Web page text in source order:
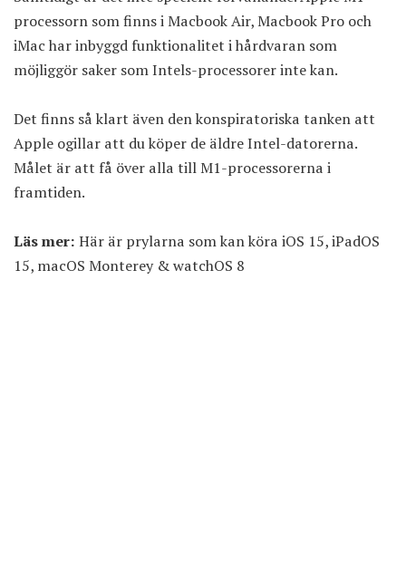
processorn som finns i Macbook Air, Macbook Pro och
iMac har inbyggd funktionalitet i hårdvaran som
möjliggör saker som Intels-processorer inte kan.
Det finns så klart även den konspiratoriska tanken att
Apple ogillar att du köper de äldre Intel-datorerna.
Målet är att få över alla till M1-processorerna i
framtiden.
Läs mer: Här är prylarna som kan köra iOS 15, iPadOS
15, macOS Monterey & watchOS 8